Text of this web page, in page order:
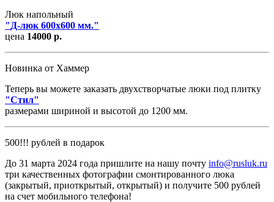
Люк напольный
" Д-люк 600х600 мм."
цена 14000 р.
Новинка от Хаммер
Теперь вы можете заказать двухстворчатые люки под плитку
"Стил"
размерами шириной и высотой до 1200 мм.
500!!! рублей в подарок
До 31 марта 2024 года пришлите на нашу почту info@rusluk.ru
три качественных фотографии смонтированного люка
(закрытый, приоткрытый, открытый) и получите 500 рублей
на счет мобильного телефона!